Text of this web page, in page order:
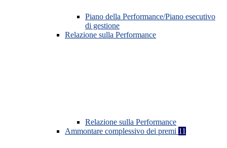
Piano della Performance/Piano esecutivo
di gestione
Relazione sulla Performance
Relazione sulla Performance
Ammontare complessivo dei premi 11